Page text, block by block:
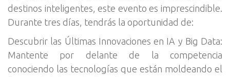
destinos inteligentes, este evento es imprescindible.
Durante tres días, tendrás la oportunidad de:
Descubrir las Últimas Innovaciones en IA y Big Data:
Mantente por delante de la competencia
conociendo las tecnologías que están moldeando el